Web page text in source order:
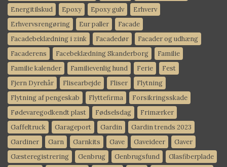
Energitilskud
Epoxy Epoxy gulv
Erhverv
Erhvervsrengøring
Eur paller
Facade
Facadebeklædning i zink
Facadedør
Facader og udhæng
Facaderens
Facebeklædning Skanderborg
Familie
Familie kalender
Familievenlig hund Ferie
Fest
Fjern Dyrehår
Flisearbejde Fliser
Flytning
Flytning af pengeskab
Flyttefirma
Forsikringsskade
Fødevaregodkendt plast
Fødselsdag
Frimærker
Gaffeltruck
Garageport Gardin
Gardin trends 2023
Gardiner
Garn Garnkits Gave Gaveideer
Gaver
Gæsteregistrering
Genbrug Genbrugsfund Glasfiberplade